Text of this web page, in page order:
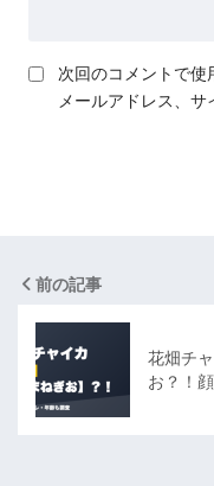
次回のコメントで使
メールアドレス、サ
前の記事
花畑チ
お？！